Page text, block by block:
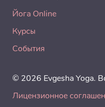
Йога Online
Курсы
События
© 2026 Evgesha Yoga.
Лицензионное